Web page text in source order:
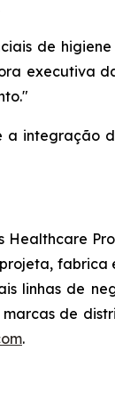
de
executiva
a integração
Healthcare
linhas de
de
.